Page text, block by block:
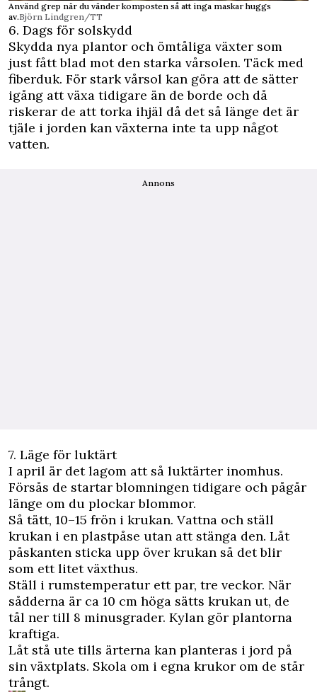
Använd grep när du vänder komposten så att inga maskar huggs
av.Björn Lindgren/TT
6. Dags för solskydd
Skydda nya plantor och ömtåliga växter som
just fått blad mot den starka vårsolen. Täck med
fiberduk. För stark vårsol kan göra att de sätter
igång att växa tidigare än de borde och då
riskerar de att torka ihjäl då det så länge det är
tjäle i jorden kan växterna inte ta upp något
vatten.
Annons
7. Läge för luktärt
I april är det lagom att så luktärter inomhus.
Försås de startar blomningen tidigare och pågår
länge om du plockar blommor.
Så tätt, 10–15 frön i krukan. Vattna och ställ
krukan i en plastpåse utan att stänga den. Låt
påskanten sticka upp över krukan så det blir
som ett litet växthus.
Ställ i rumstemperatur ett par, tre veckor. När
sådderna är ca 10 cm höga sätts krukan ut, de
tål ner till 8 minusgrader. Kylan gör plantorna
kraftiga.
Låt stå ute tills ärterna kan planteras i jord på
sin växtplats. Skola om i egna krukor om de står
trångt.